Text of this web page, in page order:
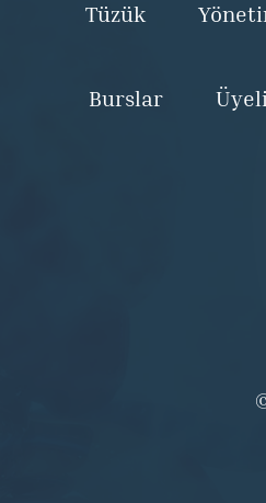
Tüzük
Burslar